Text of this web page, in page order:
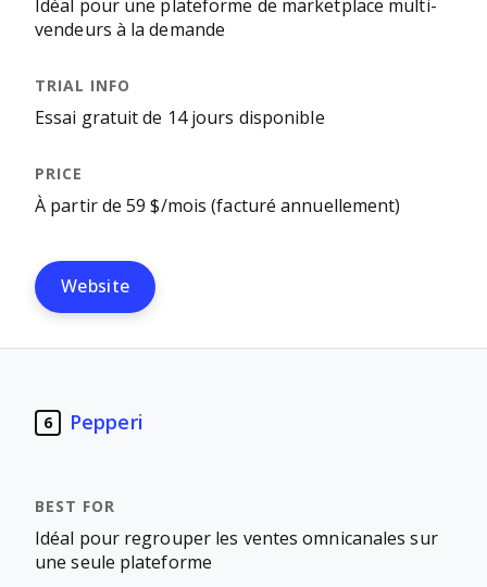
Idéal pour une plateforme de marketplace multi-
vendeurs à la demande
Essai gratuit de 14 jours disponible
À partir de 59 $/mois (facturé annuellement)
Website
6 Pepperi
Idéal pour regrouper les ventes omnicanales sur
une seule plateforme